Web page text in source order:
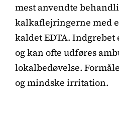
mest anvendte
kalkaflejringerne med
kaldet EDTA.
og kan ofte udføres
lokalbedøvelse.
og mindske irritation.